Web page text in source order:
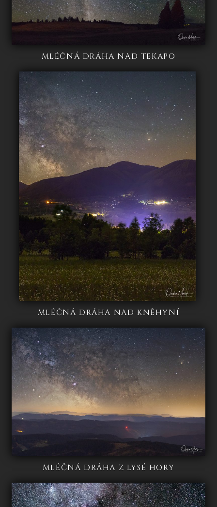
MLÉČNÁ DRÁHA NAD TEKAPO
MLÉČNÁ DRÁHA NAD KNĚHYNÍ
MLÉČNÁ DRÁHA Z LYSÉ HORY